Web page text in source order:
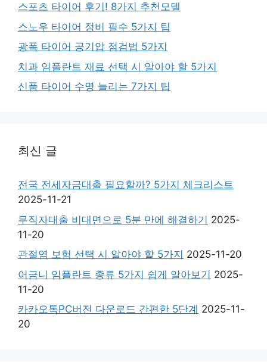
스포츠 타이어 후기! 8가지 추천모델
스노우 타이어 정비 필수 5가지 팁
광폭 타이어 공기압 점검법 5가지
치과 임플란트 재료 선택 시 알아야 할 5가지
신품 타이어 수명 늘리는 7가지 팁
최신 글
전국 전세자금대출 필요할까? 5가지 체크리스트
2025-11-21
무직자대출 비대면으로 5분 만에 해결하기 2025-
11-20
관절염 보험 선택 시 알아야 할 5가지 2025-11-20
어금니 임플란트 종류 5가지 쉽게 알아보기 2025-
11-20
카카오톡PC버전 다운로드 간편한 5단계 2025-11-
20